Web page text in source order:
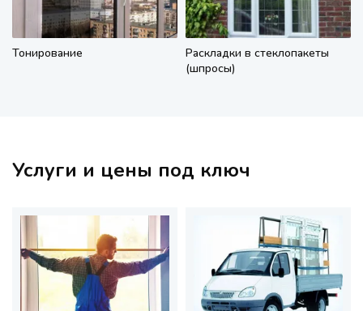
Тонирование
Раскладки в стеклопакеты
(шпросы)
Услуги и цены под ключ